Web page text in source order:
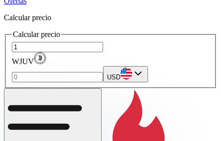
Calcular precio
Calcular precio
WJUV
USD